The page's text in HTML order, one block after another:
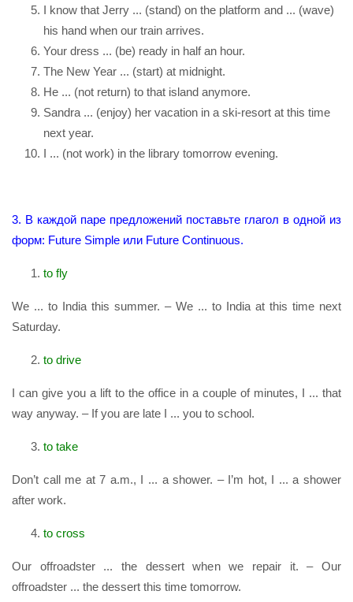
I know that Jerry ... (stand) on the platform and ... (wave)
his hand when our train arrives.
Your dress ... (be) ready in half an hour.
The New Year ... (start) at midnight.
He ... (not return) to that island anymore.
Sandra ... (enjoy) her vacation in a ski-resort at this time
next year.
I ... (not work) in the library tomorrow evening.
3. В каждой паре предложений поставьте глагол в одной из
форм: Future Simple или Future Continuous.
to fly
We ... to India this summer. – We ... to India at this time next
Saturday.
to drive
I can give you a lift to the office in a couple of minutes, I ... that
way anyway. – If you are late I ... you to school.
to take
Don’t call me at 7 a.m., I ... a shower. – I’m hot, I ... a shower
after work.
to cross
Our offroadster ... the dessert when we repair it. – Our
offroadster ... the dessert this time tomorrow.